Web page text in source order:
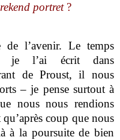
portret?
de l’avenir. Le temps
je l’ai écrit dans
de Proust, il nous
– je pense surtout à
nous nous rendions
coup que nous
à la poursuite de bien